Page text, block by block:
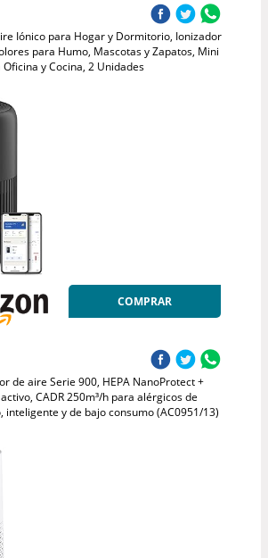
Iónico para Hogar y Dormitorio, Ionizador
para Humo, Mascotas y Zapatos, Mini
y Cocina, 2 Unidades
COMPRAR
de aire Serie 900, HEPA NanoProtect +
CADR 250m³/h para alérgicos de
inteligente y de bajo consumo (AC0951/13)